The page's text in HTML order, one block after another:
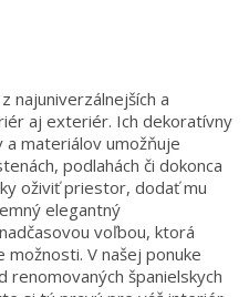
najuniverzálnejších a
aj exteriér. Ich dekoratívny
materiálov umožňuje
podlahách či dokonca
oživiť priestor, dodať mu
elegantný
voľbou, ktorá
V našej ponuke
španielskych